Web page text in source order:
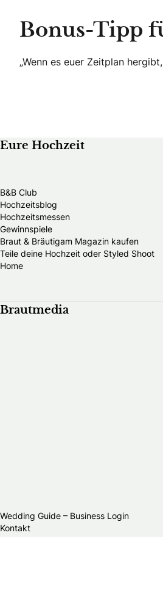
Bonus-Tipp
„Wenn es euer Zeitplan
Eure Hochzeit
B&B Club
Hochzeitsblog
Hochzeitsmessen
Gewinnspiele
Braut & Bräutigam Magazin kaufen
Teile deine Hochzeit oder Styled Shoot
Home
Brautmedia
Wedding Guide – Business Login
Kontakt